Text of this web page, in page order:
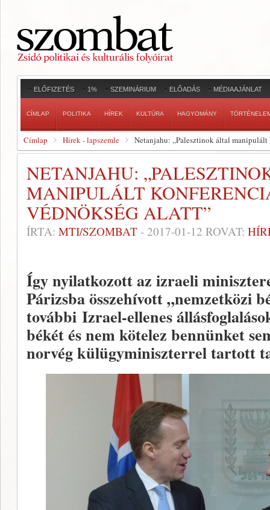
ELŐFIZETÉS 1% SZEMINÁRIUM ELŐADÁS MÉDIAAJÁNLAT
CÍMLAP POLITIKA HÍREK KULTÚRA HAGYOMÁNY
Címlap Hírek - lapszemle Netanjahu: „Palesztinok által
NETANJAHU:
MANIPULÁLT
VÉDNÖKSÉG ALATT”
ÍRTA: MTI/SZOMBAT - 2017-01-12 ROVAT:
Így nyilatkozott az izraeli
Párizsba összehívott „nemzetközi
további Izrael-ellenes
békét és nem kötelez bennünket
norvég külügyminiszterrel tartott